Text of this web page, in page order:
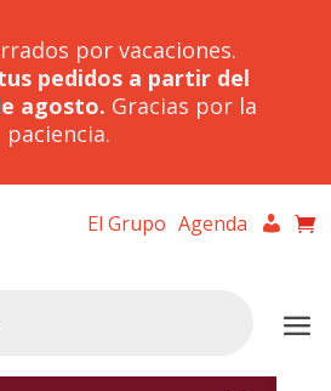
por vacaciones.
pedidos a partir del
agosto. Gracias por la
paciencia.
El Grupo Agenda